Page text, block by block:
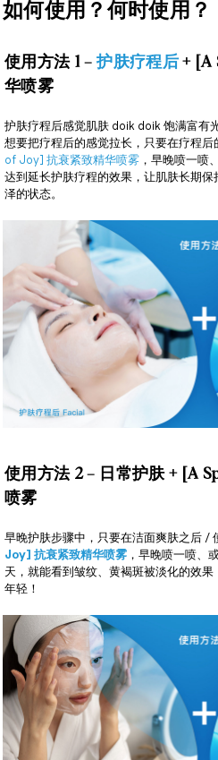
如何使用？何时使用？
使用方法 1 –护肤疗程后+ [A
华喷雾
护肤疗程后感觉肌肤 doik doik 饱满富有
想要把疗程后的感觉拉长，只要在疗程
of Joy] 抗衰紧致精华喷雾 ，早晚喷一喷
达到延长护肤疗程的效果，让肌肤长期
泽的状态。
使用方法 2 – 日常护肤 + [A
喷雾
早晚护肤步骤中，只要在洁面爽肤之后 /
Joy] 抗衰紧致精华喷雾 ，早晚喷一喷、
天，就能看到皱纹、黄褐斑被淡化的效
年轻！